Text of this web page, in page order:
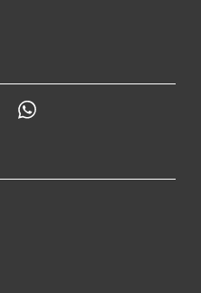
LinkedIn